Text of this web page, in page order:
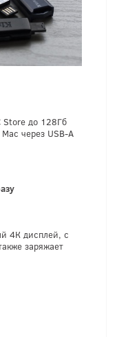
Store до 128Гб
через USB-A
4К дисплей, с
заряжает